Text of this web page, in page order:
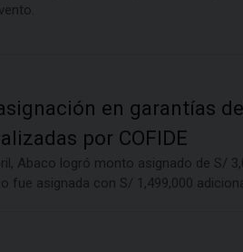
en garantías
por COFIDE
Abaco logró monto asignado de S/
fue asignada con S/ 1,499,000